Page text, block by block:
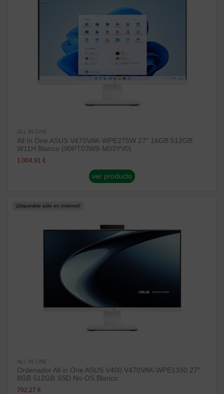
ALL IN ONE
All In One ASUS V470VAK-WPE275W 27" 16GB 512GB
W11H Blanco (90PT03W9-M03YV0)
1.004,91 €
ver producto
¡Disponible sólo en Internet!
ALL IN ONE
Ordenador All in One ASUS V400 V470VAK-WPE1330 27"
8GB 512GB SSD No-OS Blanco
702,27 €